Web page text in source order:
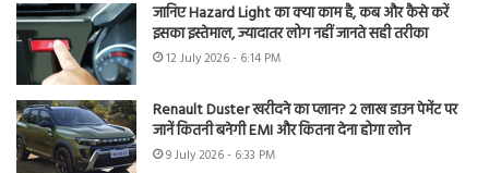
जानिए Hazard Light का क्या काम है, कब और कैसे करें
इसका इस्तेमाल, ज्यादातर लोग नहीं जानते सही तरीका
12 July 2026 - 6:14 PM
Renault Duster खरीदने का प्लान? 2 लाख डाउन पेमेंट पर
जानें कितनी बनेगी EMI और कितना देना होगा लोन
9 July 2026 - 6:33 PM